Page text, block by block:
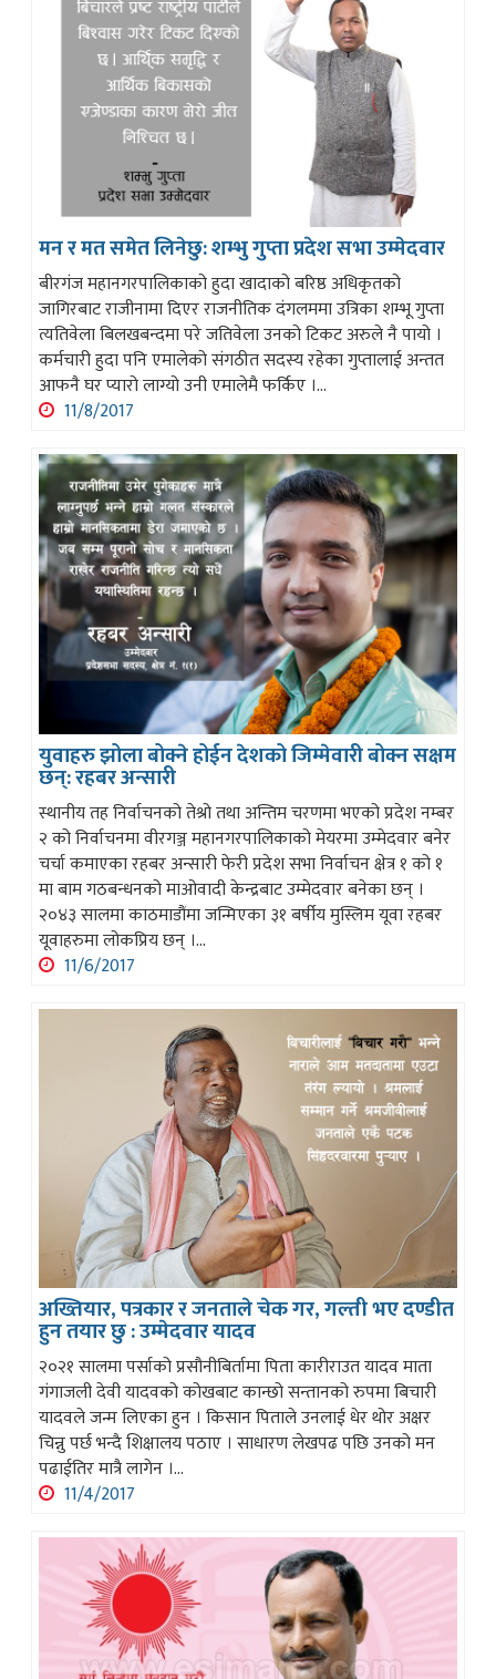
मन र मत समेत लिनेछु: शम्भु गुप्ता प्रदेश सभा उम्मेदवार
बीरगंज महानगरपालिकाको हुदा खादाको बरिष्ठ अधिकृतको
जागिरबाट राजीनामा दिएर राजनीतिक दंगलममा उत्रिका शम्भू गुप्ता
त्यतिवेला बिलखबन्दमा परे जतिवेला उनको टिकट अरुले नै पायो ।
कर्मचारी हुदा पनि एमालेको संगठीत सदस्य रहेका गुप्तालाई अन्तत
आफनै घर प्यारो लाग्यो उनी एमालेमै फर्किए ।...
11/8/2017
युवाहरु झोला बोक्ने होईन देशको जिम्मेवारी बोक्न सक्षम
छन्: रहबर अन्सारी
स्थानीय तह निर्वाचनको तेश्रो तथा अन्तिम चरणमा भएको प्रदेश नम्बर
२ को निर्वाचनमा वीरगञ्ज महानगरपालिकाको मेयरमा उम्मेदवार बनेर
चर्चा कमाएका रहबर अन्सारी फेरी प्रदेश सभा निर्वाचन क्षेत्र १ को १
मा बाम गठबन्धनको माओवादी केन्द्रबाट उम्मेदवार बनेका छन् ।
२०४३ सालमा काठमाडौंमा जन्मिएका ३१ बर्षीय मुस्लिम यूवा रहबर
यूवाहरुमा लोकप्रिय छन् ।...
11/6/2017
अख्तियार, पत्रकार र जनताले चेक गर, गल्ती भए दण्डीत
हुन तयार छु : उम्मेदवार यादव
२०२१ सालमा पर्साको प्रसौनीबिर्तामा पिता कारीराउत यादव माता
गंगाजली देवी यादवको कोखबाट कान्छो सन्तानको रुपमा बिचारी
यादवले जन्म लिएका हुन । किसान पिताले उनलाई धेर थोर अक्षर
चिन्नु पर्छ भन्दै शिक्षालय पठाए । साधारण लेखपढ पछि उनको मन
पढाईतिर मात्रै लागेन ।...
11/4/2017